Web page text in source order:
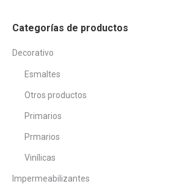
Categorías de productos
Decorativo
Esmaltes
Otros productos
Primarios
Prmarios
Vinílicas
Impermeabilizantes